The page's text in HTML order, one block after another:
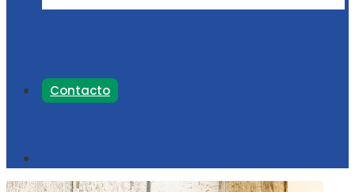
Contacto